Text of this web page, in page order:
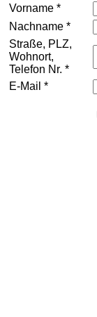
Vorname *
Nachname *
Straße, PLZ,
Wohnort,
Telefon Nr. *
E-Mail *